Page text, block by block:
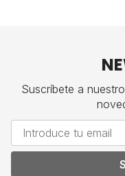
Suscríbete a